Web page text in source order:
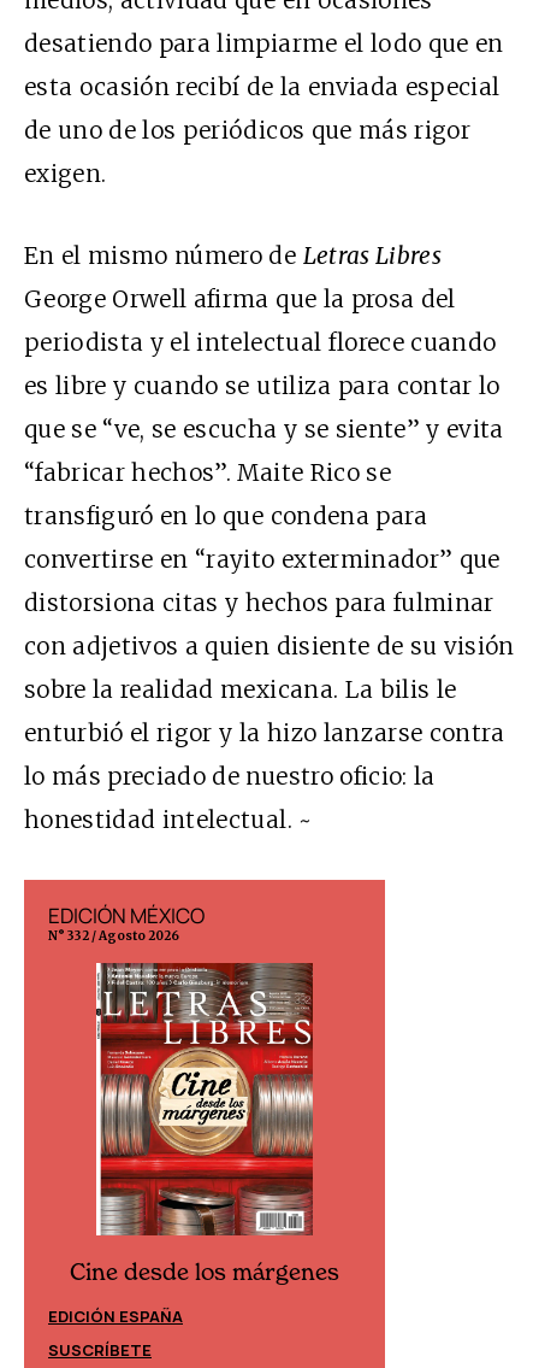
desatiendo para limpiarme el lodo que en
esta ocasión recibí de la enviada especial
de uno de los periódicos que más rigor
exigen.
En el mismo número de Letras Libres
George Orwell afirma que la prosa del
periodista y el intelectual florece cuando
es libre y cuando se utiliza para contar lo
que se “ve, se escucha y se siente” y evita
“fabricar hechos”. Maite Rico se
transfiguró en lo que condena para
convertirse en “rayito exterminador” que
distorsiona citas y hechos para fulminar
con adjetivos a quien disiente de su visión
sobre la realidad mexicana. La bilis le
enturbió el rigor y la hizo lanzarse contra
lo más preciado de nuestro oficio: la
honestidad intelectual. ~
EDICIÓN MÉXICO
N° 332 / Agosto 2026
Cine desde los márgenes
EDICIÓN ESPAÑA
SUSCRÍBETE